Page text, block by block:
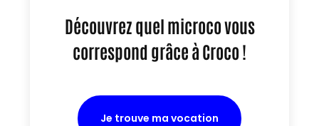
Découvrez quel microco vous
correspond grâce à Croco !
Je trouve ma vocation